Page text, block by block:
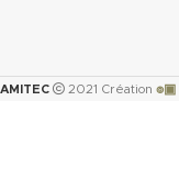
AMITEC 2021 Création ๏▣